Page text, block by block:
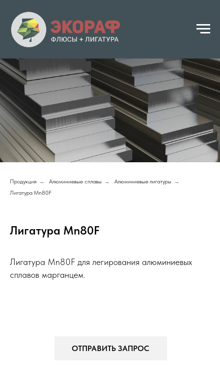
Продукция → Алюминиевые сплавы → Алюминиевые лигатуры →
Лигатура Mn80F
Лигатура Mn80F
Лигатура Mn80F для легирования алюминиевых
сплавов марганцем.
ОТПРАВИТЬ ЗАПРОС